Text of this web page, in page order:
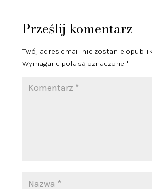
Prześlij komentarz
Twój adres email nie zostanie
Wymagane pola są oznaczone *